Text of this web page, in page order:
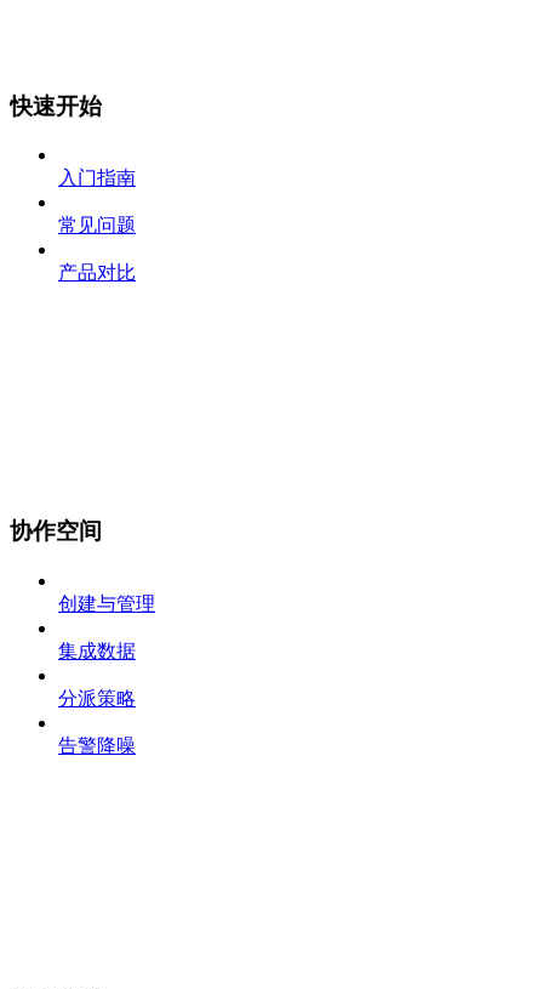
快速开始
入门指南
常见问题
产品对比
协作空间
创建与管理
集成数据
分派策略
告警降噪